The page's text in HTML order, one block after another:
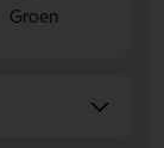
Groen